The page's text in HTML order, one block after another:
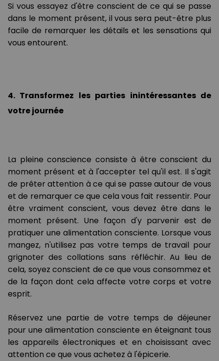
Si vous essayez d'être conscient de ce qui se passe
dans le moment présent, il vous sera peut-être plus
facile de remarquer les détails et les sensations qui
vous entourent.
4. Transformez les parties inintéressantes de
votre journée
La pleine conscience consiste à être conscient du
moment présent et à l'accepter tel qu'il est. Il s'agit
de prêter attention à ce qui se passe autour de vous
et de remarquer ce que cela vous fait ressentir. Pour
être vraiment conscient, vous devez être dans le
moment présent. Une façon d'y parvenir est de
pratiquer une alimentation consciente. Lorsque vous
mangez, n'utilisez pas votre temps de travail pour
grignoter des collations sans réfléchir. Au lieu de
cela, soyez conscient de ce que vous consommez et
de la façon dont cela affecte votre corps et votre
esprit.
Réservez une partie de votre temps de déjeuner
pour une alimentation consciente en éteignant tous
les appareils électroniques et en choisissant avec
attention ce que vous achetez à l'épicerie.